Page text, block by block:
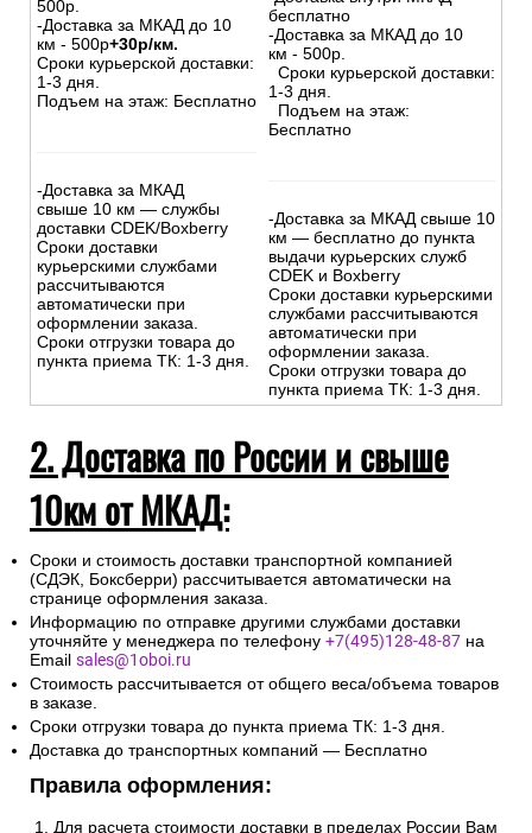
500р.
-Доставка за МКАД до 10
км - 500р+30р/км.
Сроки курьерской доставки:
1-3 дня.
Подъем на этаж: Бесплатно
-Доставка за МКАД
свыше 10 км — службы
доставки CDEK/Boxberry
Сроки доставки
курьерскими службами
рассчитываются
автоматически при
оформлении заказа.
Сроки отгрузки товара до
пункта приема ТК: 1-3 дня.
бесплатно
-Доставка за МКАД до 10
км - 500р.
Сроки курьерской доставки:
1-3 дня.
Подъем на этаж:
Бесплатно
-Доставка за МКАД свыше 10
км — бесплатно до пункта
выдачи курьерских служб
CDEK и Boxberry
Сроки доставки курьерскими
службами рассчитываются
автоматически при
оформлении заказа.
Сроки отгрузки товара до
пункта приема ТК: 1-3 дня.
2. Доставка по России и свыше
10км от МКАД:
Сроки и стоимость доставки транспортной компанией
(СДЭК, Боксберри) рассчитывается автоматически на
странице оформления заказа.
Информацию по отправке другими службами доставки
уточняйте у менеджера по телефону +7(495)128-48-87 на
Email sales@1oboi.ru
Стоимость рассчитывается от общего веса/объема товаров
в заказе.
Сроки отгрузки товара до пункта приема ТК: 1-3 дня.
Доставка до транспортных компаний — Бесплатно
Правила оформления:
Для расчета стоимости доставки в пределах России Вам